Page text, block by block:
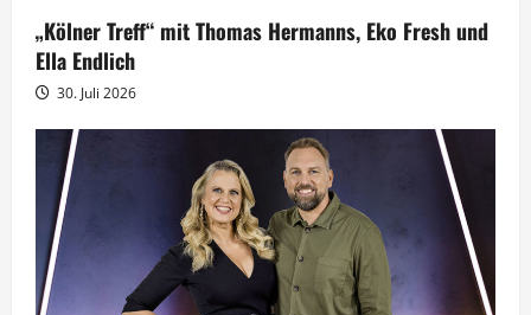
„Kölner Treff“ mit Thomas Hermanns, Eko Fresh und
Ella Endlich
30. Juli 2026